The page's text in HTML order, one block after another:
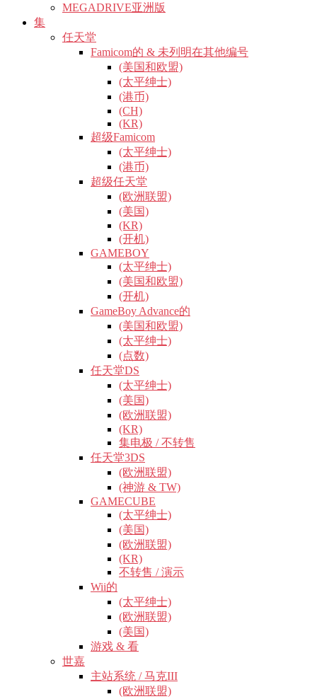
MEGADRIVE亚洲版
集
任天堂
Famicom的 & 未列明在其他编号
(美国和欧盟)
(太平绅士)
(港币)
(CH)
(KR)
超级Famicom
(太平绅士)
(港币)
超级任天堂
(欧洲联盟)
(美国)
(KR)
(开机)
GAMEBOY
(太平绅士)
(美国和欧盟)
(开机)
GameBoy Advance的
(美国和欧盟)
(太平绅士)
(点数)
任天堂DS
(太平绅士)
(美国)
(欧洲联盟)
(KR)
集电极 / 不转售
任天堂3DS
(欧洲联盟)
(神游 & TW)
GAMECUBE
(太平绅士)
(美国)
(欧洲联盟)
(KR)
不转售 / 演示
Wii的
(太平绅士)
(欧洲联盟)
(美国)
游戏 & 看
世嘉
主站系统 / 马克III
(欧洲联盟)